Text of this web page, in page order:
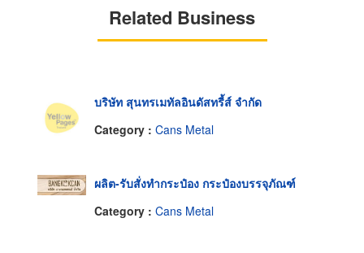
Related Business
บริษัท สุนทรเมทัลอินดัสทรี้ส์ จำกัด
Category : Cans Metal
ผลิต-รับสั่งทำกระป๋อง กระป๋องบรรจุภัณฑ์
Category : Cans Metal